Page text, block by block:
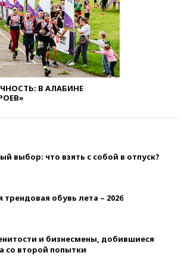
В АЛАБИНЕ
выбор: что взять с собой в отпуск?
трендовая обувь лета – 2026
и бизнесмены, добившиеся
со второй попытки